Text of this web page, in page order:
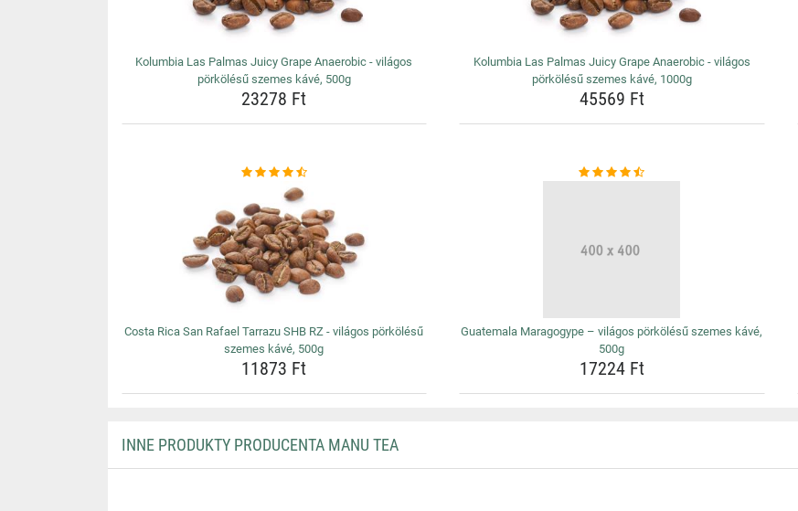
Kolumbia Las Palmas Juicy Grape Anaerobic - világos
pörkölésű szemes kávé, 500g
23278 Ft
Kolumbia Las Palmas Juicy Grape Anaerobic - világos
pörkölésű szemes kávé, 1000g
45569 Ft
Costa Rica San Rafael Tarrazu SHB RZ - világos pörkölésű
szemes kávé, 500g
11873 Ft
Guatemala Maragogype – világos pörkölésű szemes kávé,
500g
17224 Ft
INNE PRODUKTY PRODUCENTA MANU TEA